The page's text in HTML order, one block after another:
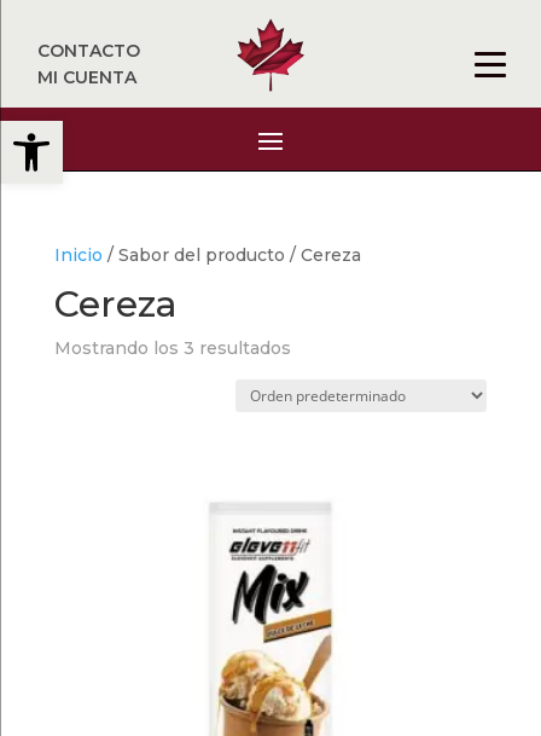
Abrir barra de herramientas
CONTACTO
MI CUENTA
Inicio / Sabor del producto / Cereza
Cereza
Mostrando los 3 resultados